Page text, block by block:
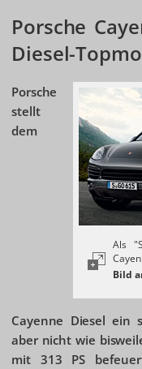
Porsche
Diesel-
Als
Porsche
stellt
dem
Cayenne Diesel ein
aber nicht wie
mit 313 PS